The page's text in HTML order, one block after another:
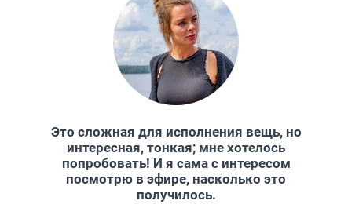
Это сложная для исполнения вещь, но
интересная, тонкая; мне хотелось
попробовать! И я сама с интересом
посмотрю в эфире, насколько это
получилось.